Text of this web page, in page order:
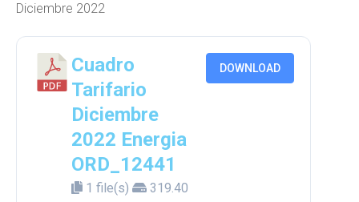
Diciembre 2022
Cuadro
Tarifario
Diciembre
2022 Energia
ORD_12441
1 file(s)
319.40
DOWNLOAD